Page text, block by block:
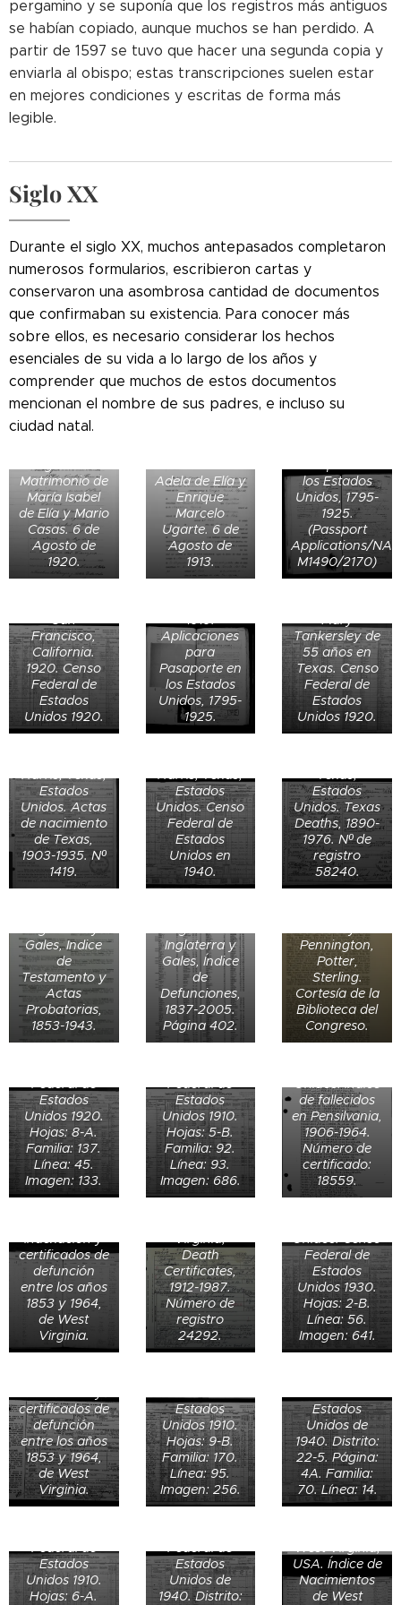
pergamino y se suponía que los registros más antiguos
se habían copiado, aunque muchos se han perdido. A
partir de 1597 se tuvo que hacer una segunda copia y
enviarla al obispo; estas transcripciones suelen estar
en mejores condiciones y escritas de forma más
legible.
Siglo XX
Durante el siglo XX, muchos antepasados ​​completaron
numerosos formularios, escribieron cartas y
conservaron una asombrosa cantidad de documentos
que confirmaban su existencia. Para conocer más
sobre ellos, es necesario considerar los hechos
esenciales de su vida a lo largo de los años y
comprender que muchos de estos documentos
mencionan el nombre de sus padres, e incluso su
ciudad natal.
Matrimonio de
María Isabel
de Elía y Mario
Casas. 6 de
Agosto de
1920.
Adela de Elía y
Enrique
Marcelo
Ugarte. 6 de
Agosto de
1913.
Cleaveland
Forbes en
los Estados
Unidos, 1795-
1925.
(Passport
Applications/
M1490/2170)
Cleaveland
Forbes a los 61
San
Francisco,
California.
1920. Censo
Federal de
Estados
Unidos 1920.
May Vrooman
Forbes en San
1919.
Aplicaciones
para
Pasaporte en
los Estados
Unidos, 1795-
1925.
Thomas G.
Mary
Tankersley de
55 años en
Texas. Censo
Federal de
Estados
Unidos 1920.
nacimiento de
Edward
Mandell
House, hijo de
Thomas y
Bessie, el 23
de agosto de
Estados
Unidos. Actas
de nacimiento
de Texas,
1903-1935. Nº
1419.
Bessie Forbes
de House, 62
años, en su
residencia de
Tract 44,
Houston,
Estados
Unidos. Censo
Federal de
Estados
Unidos en
1940.
Defunción de
Thomas
William House
IV (31) el 14 de
diciembre de
1935 en
Estados
Unidos. Texas
Deaths, 1890-
1976. Nº de
registro
58240.
probatoria de
William Brigg
en su
residencia de
Harrogate,
North
Yorkshire,
Gales, Indice
de
Testamento y
Actas
Probatorias,
1853-1943.
Defunción de
Christopher
Blencowe
Dunn Brigg
(74) en 1963
en Hastings &
Inglaterra y
Gales, Índice
de
Defunciones,
1837-2005.
Página 402.
(abuelo de
Johanna Van
Imbroch) en
Revised
History of
Harlem, NY,
1904. Riker,
Pennington,
Potter,
Sterling.
Cortesía de la
Biblioteca del
Congreso.
Charles
Dancer de 69
años en
Westmoreland,
Pennsylvania,
Federal de
Estados
Unidos 1920.
Hojas: 8-A.
Familia: 137.
Línea: 45.
Imagen: 133.
Charles
Dancer de 59
años en Unity,
Westmoreland,
Pennsylvania,
Federal de
Estados
Unidos 1910.
Hojas: 5-B.
Familia: 92.
Línea: 93.
Imagen: 686.
defunción de
Charles
Saxton
Danser el 11 de
febrero de
1927 en
Westmoreland,
Unidos. Indice
de fallecidos
en Pensilvania,
1906-1964.
Número de
certificado:
18559.
William
Danser (72) el
10 de junio de
1902 en
Monongalia,
Virginia
Occidental,
certificados de
defunción
entre los años
1853 y 1964,
de West
Virginia.
de Myers
(1856-1966)
(89) el 2 de
octubre de
1956 en
Arlington,
Virginia,
Death
Certificates,
1912-1987.
Número de
registro
24292.
Jessie W.
Dorsey de 61
años en
Portland
(Districts 271-
553),
Multnomah,
Federal de
Estados
Unidos 1930.
Hojas: 2-B.
Línea: 56.
Imagen: 641.
defunción de
Arthur L.
Dorsey el 30
de septiembre
de 1951 en
Wayne, West
Virginia,
certificados de
defunción
entre los años
1853 y 1964,
de West
Virginia.
May Mayme
de 26 años en
1910 en Duval,
Lincoln, West
Virginia,
Estados
Unidos 1910.
Hojas: 9-B.
Familia: 170.
Línea: 95.
Imagen: 256.
May Mayme
de 55 años en
Unincorporated
North Route 3,
Griffithsville,
Duval
Magisterial D,
Lincoln, West
Virginia,
Estados
Unidos de
1940. Distrito:
22-5. Página:
4A. Familia:
70. Línea: 14.
Lucy Dorsey
de 10 años en
1910 en Clay,
Harrison,
West Virginia,
Federal de
Estados
Unidos 1910.
Hojas: 6-A.
años en 1940
en 108 South
Pike,
Shinnston,
Clay District,
Harrison,
West Virginia,
Federal de
Estados
Unidos de
1940. Distrito:
Datos de
nacimiento de
Ruby Evelyn
Wilmoth el 11
de abril de
1922 en
West Virginia,
USA. Índice de
Nacimientos
de West
Grace Agnes
Datos de
defunción de
de julio de
1955 en el
Cementerio
de 27 años en
1940 en
Mudlick,